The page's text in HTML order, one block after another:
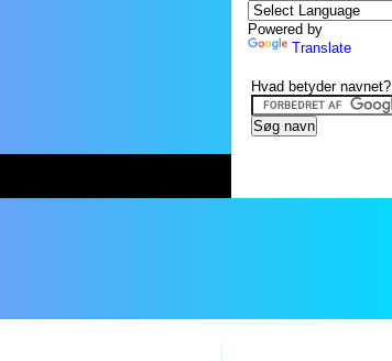
Powered by
Translate
Hvad betyder navnet?